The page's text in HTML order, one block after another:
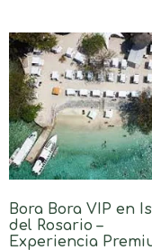
Bora Bora VIP en
del Rosario –
Experiencia